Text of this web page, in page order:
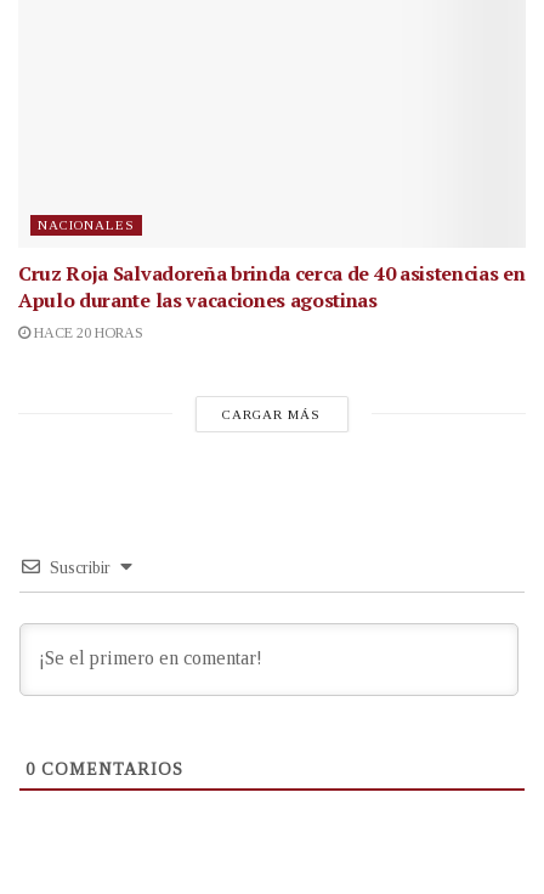
NACIONALES
Cruz Roja Salvadoreña brinda cerca de 40 asistencias en
Apulo durante las vacaciones agostinas
HACE 20 HORAS
CARGAR MÁS
Suscribir
0 COMENTARIOS